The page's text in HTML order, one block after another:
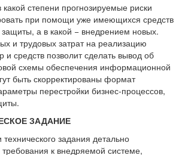
степени прогнозируемые риски
при помощи уже имеющихся средств
а в какой − внедрением новых.
и трудовых затрат на реализацию
средств позволит сделать вывод об
схемы обеспечения информационной
быть скорректированы формат
перестройки бизнес-процессов,
ЗАДАНИЕ
задания детально
к внедряемой системе,